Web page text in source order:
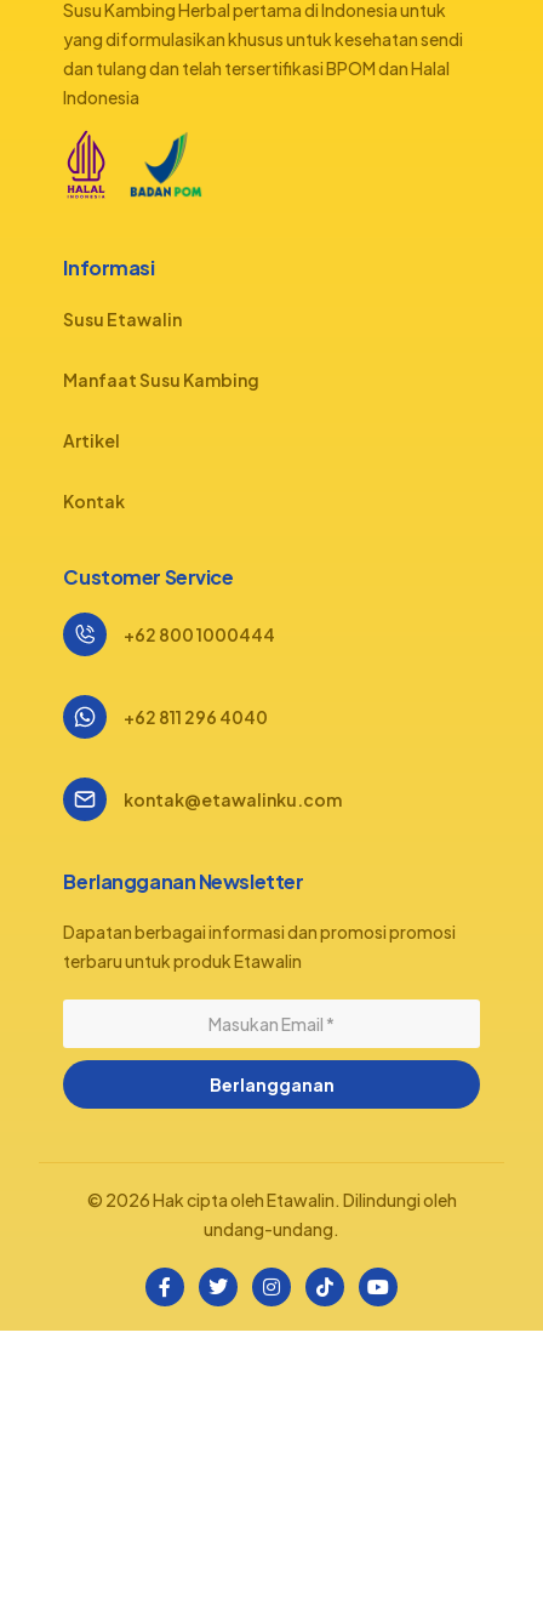
Susu Kambing Herbal pertama di Indonesia untuk
yang diformulasikan khusus untuk kesehatan sendi
dan tulang dan telah tersertifikasi BPOM dan Halal
Indonesia
Informasi
Susu Etawalin
Manfaat Susu Kambing
Artikel
Kontak
Customer Service
+62 800 1000444
+62 811 296 4040
kontak@etawalinku.com
Berlangganan Newsletter
Dapatan berbagai informasi dan promosi promosi
terbaru untuk produk Etawalin
Berlangganan
© 2026 Hak cipta oleh Etawalin. Dilindungi oleh
undang-undang.